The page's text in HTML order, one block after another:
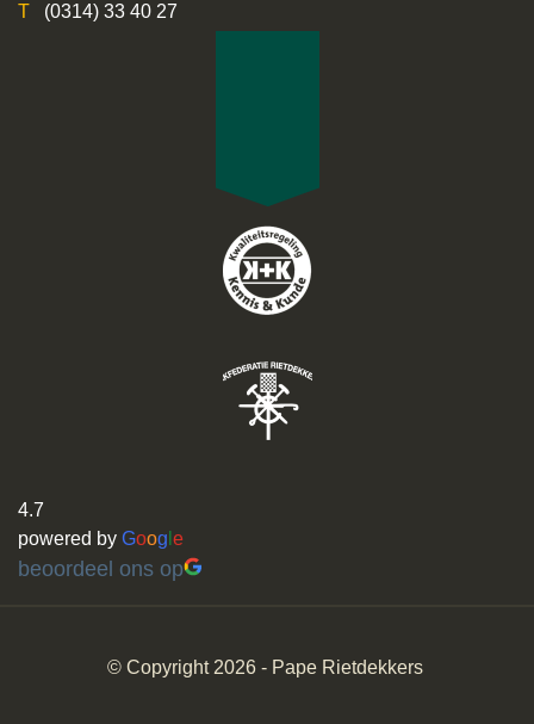
(0314) 33 40 27
4.7
powered by Goog e
beoordeel ons op
© Copyright 2026 - Pape Rietdekkers